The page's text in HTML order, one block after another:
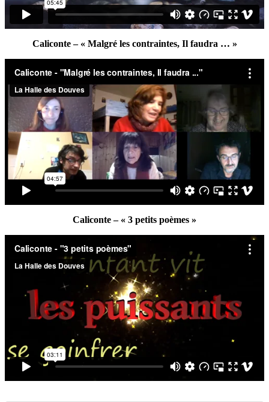
Caliconte – « Malgré les contraintes, Il faudra … »
Caliconte – « 3 petits poèmes »